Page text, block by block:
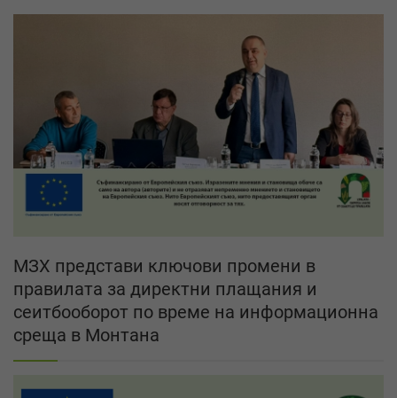
МЗХ представи ключови промени в
правилата за директни плащания и
сеитбооборот по време на информационна
среща в Монтана